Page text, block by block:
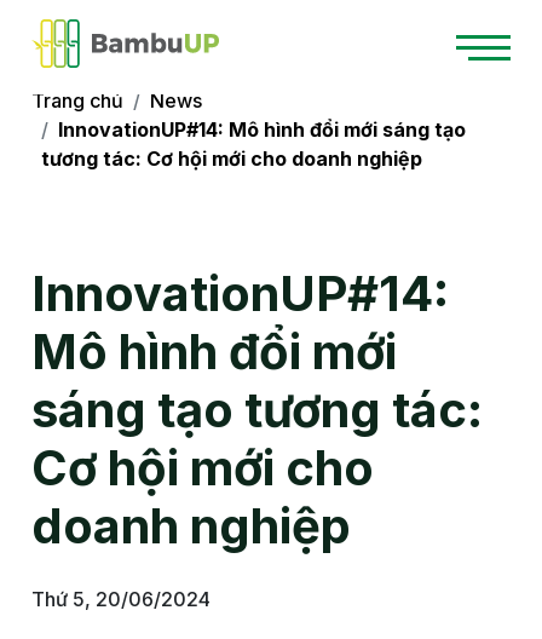
Trang chủ
News
InnovationUP#14: Mô hình đổi mới sáng tạo
tương tác: Cơ hội mới cho doanh nghiệp
InnovationUP#14:
Mô hình đổi mới
sáng tạo tương tác:
Cơ hội mới cho
doanh nghiệp
Thứ 5, 20/06/2024